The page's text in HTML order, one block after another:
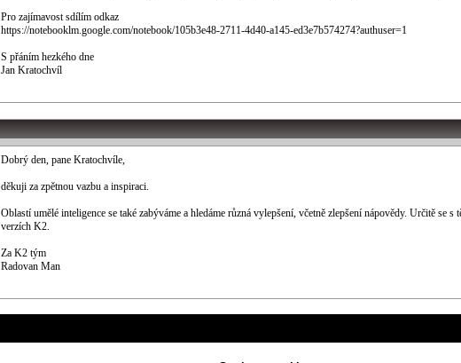
Pro zajímavost sdílím odkaz
https://notebooklm.google.com/notebook/105b3e48-2711-4d40-a145-ed3e7b574274?authuser=1
S přáním hezkého dne
Jan Kratochvíl
Dobrý den, pane Kratochvíle,
děkuji za zpětnou vazbu a inspiraci.
Oblastí umělé inteligence se také zabýváme a hledáme různá vylepšení, včetně zlepšení nápovědy. Určitě se
verzích K2.
Za K2 tým
Radovan Man